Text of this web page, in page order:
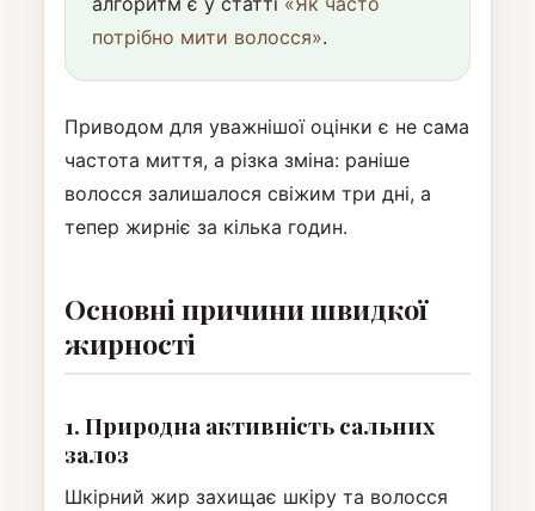
потрібно мити волосся».
Приводом для уважнішої оцінки є не сама
частота миття, а різка зміна: раніше
волосся залишалося свіжим три дні, а
тепер жирніє за кілька годин.
Основні причини швидкої
жирності
1. Природна активність сальних
залоз
Шкірний жир захищає шкіру та волосся